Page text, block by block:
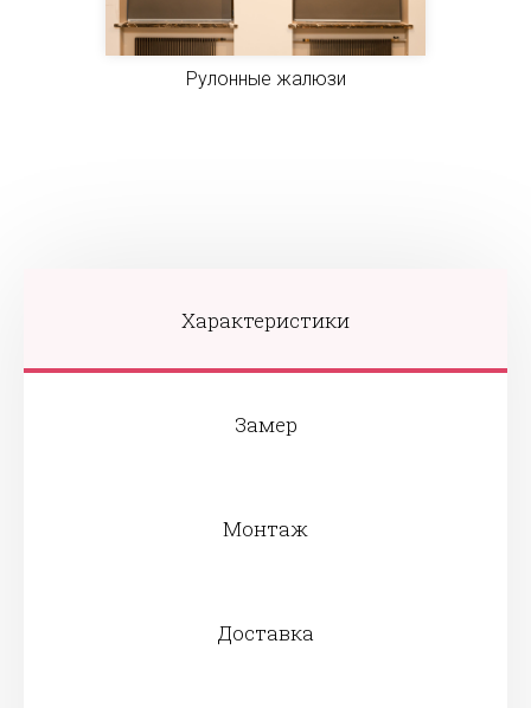
Рулонные жалюзи
Характеристики
Замер
Монтаж
Доставка